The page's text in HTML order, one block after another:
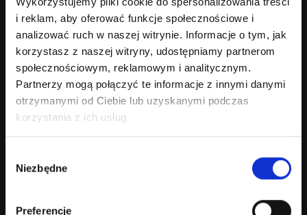
i reklam, aby oferować funkcje społecznościowe i
analizować ruch w naszej witrynie. Informacje o tym, jak
korzystasz z naszej witryny, udostępniamy partnerom
społecznościowym, reklamowym i analitycznym.
Partnerzy mogą połączyć te informacje z innymi danymi
otrzymanymi od Ciebie lub uzyskanymi podczas
korzystania z ich usług.
zgody
Niezbędne
Preferencje
Jakie wymogi musi spełniać platforma
dla sygnalistów
Każda aplikacja dla sygnalistów powinna spełniać poniższe
warunki:
Anonimowość a poufność – czym to się
różni?
Poufność oznacza, że organizacja zna tożsamość
zgłaszającego, ale ma obowiązek ją chronić (np.
ograniczony dostęp, upoważnienia, kontrola dostępu).